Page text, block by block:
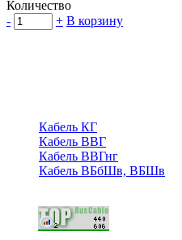
Количество
-
+ В корзину
Кабель КГ
Кабель ВВГ
Кабель ВВГнг
Кабель ВБбШв, ВБШв